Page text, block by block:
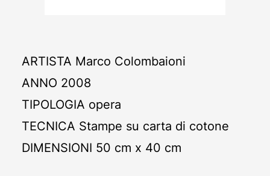
ARTISTA Marco Colombaioni
ANNO 2008
TIPOLOGIA opera
TECNICA Stampe su carta di cotone
DIMENSIONI 50 cm x 40 cm